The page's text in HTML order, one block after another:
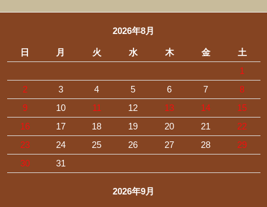
2026年8月
日 月 火 水 木 金
土
1
2
3 4 5 6 7
8
9
10 11 12 13 14
15
16
17 18 19 20 21
22
23
24 25 26 27 28
29
30
31
2026年9月